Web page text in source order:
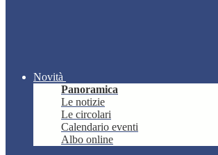
Novità
Panoramica
Le notizie
Le circolari
Calendario eventi
Albo online